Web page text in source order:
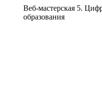
Веб-мастерская 5.
образования